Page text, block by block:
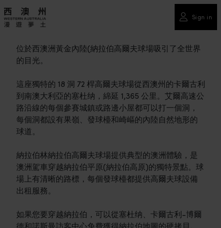
Sign in
位於西澳洲黃金內陸(納拉伯高爾夫球場吸引了全世界
的目光。
這座獨特的 18 洞 72 桿高爾夫球場從西澳州的卡爾古利
到南澳大利亞的塞杜纳，綿延 1,365 公里。艾爾高速公
路沿線的每個參賽城鎮或路邊小屋都可以打一個洞，
每個洞都設有果嶺、發球檯和崎嶇的內陸自然地形的
球道。
納拉伯林納拉伯高爾夫球場提供典型的澳洲體驗，是
澳洲駕車穿越納拉伯平原(納拉伯高原)的獨特景點。球
場上有清晰的路標，每個發球檯都提供高爾夫球設備
出租服務。
如果您要穿越納拉伯，可以從塞杜纳、卡爾古利-博爾
德和諾斯曼訪客中心免費獲得納拉伯地圖的硬拷貝。